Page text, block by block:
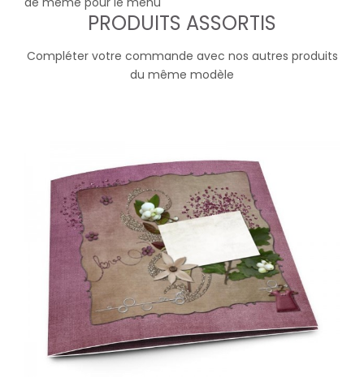
PRODUITS ASSORTIS
Compléter votre commande avec nos autres produits
du même modèle